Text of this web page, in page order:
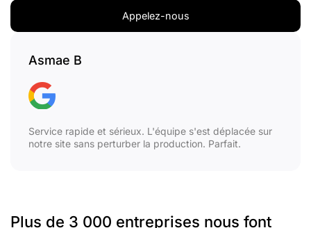
Appelez-nous
Asmae B
Service rapide et sérieux. L'équipe s'est déplacée sur
notre site sans perturber la production. Parfait.
Plus de 3 000 entreprises nous font